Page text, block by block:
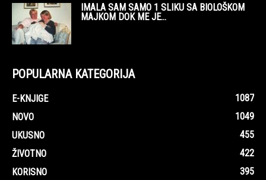
IMALA SAM SAMO 1 SLIKU SA BIOLOŠKOM
MAJKOM DOK ME JE...
POPULARNA KATEGORIJA
E-KNJIGE
1087
NOVO
1049
UKUSNO
455
ŽIVOTNO
422
KORISNO
395